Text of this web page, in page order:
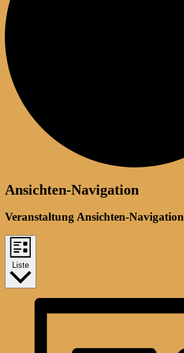
Veranstaltungen
Ansichten-Navigation
Veranstaltung Ansichten-Navigation
Liste